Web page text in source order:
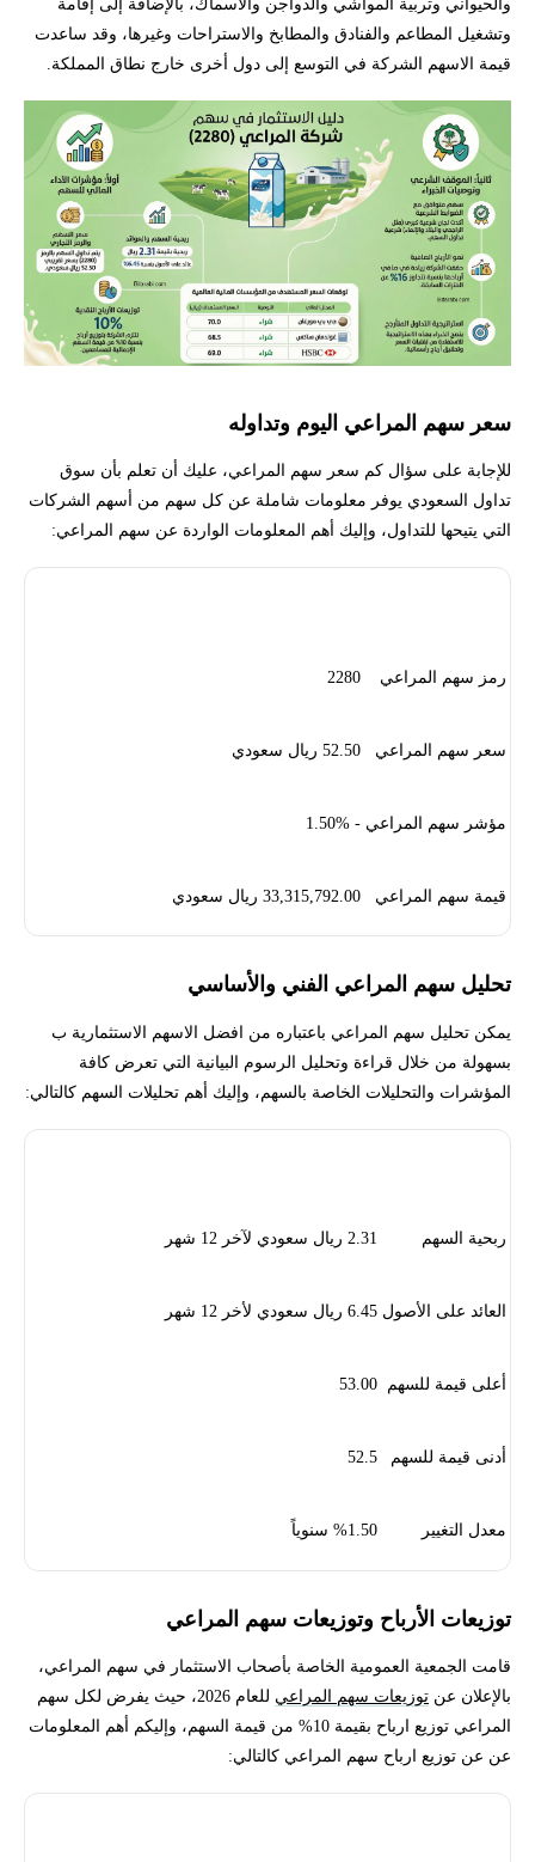
وتشغيل المطاعم والفنادق والمطابخ والاستراحات وغيرها، وقد ساعدت
قيمة الاسهم الشركة في التوسع إلى دول أخرى خارج نطاق المملكة.
سعر سهم المراعي اليوم وتداوله
للإجابة على سؤال كم سعر سهم المراعي، عليك أن تعلم بأن سوق
تداول السعودي يوفر معلومات شاملة عن كل سهم من أسهم الشركات
التي يتيحها للتداول، وإليك أهم المعلومات الواردة عن سهم المراعي:
رمز سهم المراعي 2280
سعر سهم المراعي 52.50 ريال سعودي
مؤشر سهم المراعي - 1.50%
قيمة سهم المراعي 33,315,792.00 ريال سعودي
تحليل سهم المراعي الفني والأساسي
يمكن تحليل سهم المراعي باعتباره من افضل الاسهم الاستثمارية ب
بسهولة من خلال قراءة وتحليل الرسوم البيانية التي تعرض كافة
المؤشرات والتحليلات الخاصة بالسهم، وإليك أهم تحليلات السهم كالتالي:
ربحية السهم 2.31 ريال سعودي لآخر 12 شهر
العائد على الأصول 6.45 ريال سعودي لأخر 12 شهر
أعلى قيمة للسهم 53.00
أدنى قيمة للسهم 52.5
معدل التغيير %1.50 سنوياً
توزيعات الأرباح وتوزيعات سهم المراعي
قامت الجمعية العمومية الخاصة بأصحاب الاستثمار في سهم المراعي،
بالإعلان عن توزيعات سهم المراعي
للعام 2026، حيث يفرض لكل سهم
المراعي توزيع ارباح بقيمة 10% من قيمة السهم، وإليكم أهم المعلومات
عن عن توزيع ارباح سهم المراعي كالتالي: